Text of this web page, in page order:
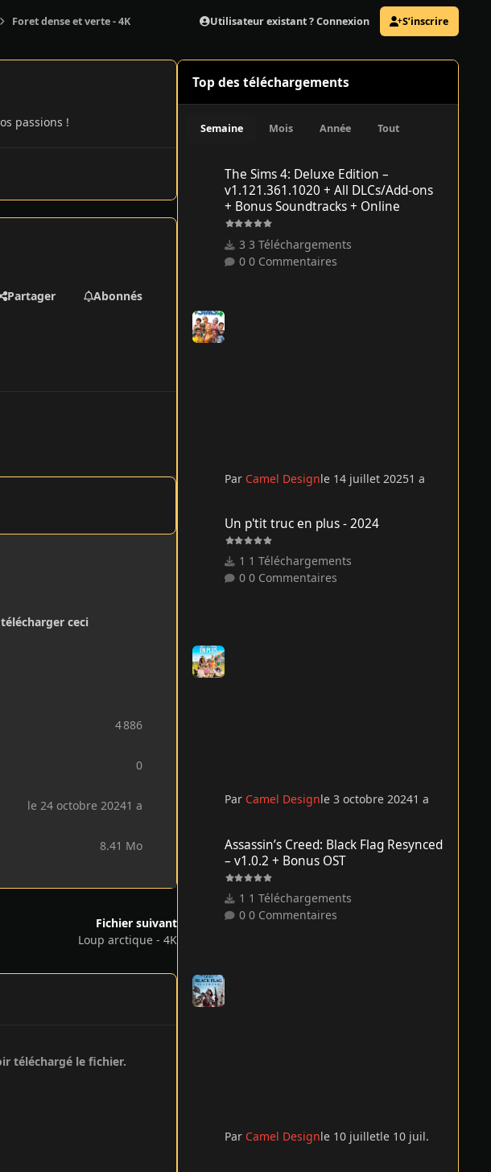
Foret dense et verte - 4K Utilisateur existant ? Connexion S’inscrire
passions !
Partager Abonnés
ceci
4 886
0
le 24 octobre 20241 a
8.41 Mo
Fichier suivant
Loup arctique - 4K
téléchargé le fichier.
Top des téléchargements
Semaine Mois Année Tout
The Sims 4: Deluxe Edition –
v1.121.361.1020 + All DLCs/Add-ons
+ Bonus Soundtracks + Online
3 Téléchargements
0 Commentaires
Par Camel Designle 14 juillet 20251 a
Un p'tit truc en plus - 2024
1 Téléchargements
0 Commentaires
Par Camel Designle 3 octobre 20241 a
Assassin’s Creed: Black Flag Resynced
– v1.0.2 + Bonus OST
1 Téléchargements
0 Commentaires
Par Camel Designle 10 juilletle 10 juil.